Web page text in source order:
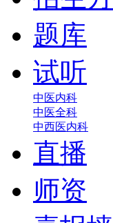
题库
试听
中医内科
中医全科
中西医内科
直播
师资